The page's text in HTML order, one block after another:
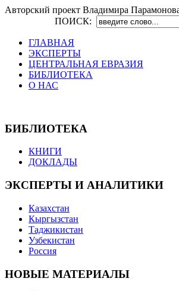
Авторский проект Владимира
ПОИСК:
ГЛАВНАЯ
ЭКСПЕРТЫ
ЦЕНТРАЛЬНАЯ ЕВРАЗИЯ
БИБЛИОТЕКА
О НАС
БИБЛИОТЕКА
КНИГИ
ДОКЛАДЫ
ЭКСПЕРТЫ И АНАЛИТИКИ
Казахстан
Кыргызстан
Таджикистан
Узбекистан
Россия
НОВЫЕ МАТЕРИАЛЫ